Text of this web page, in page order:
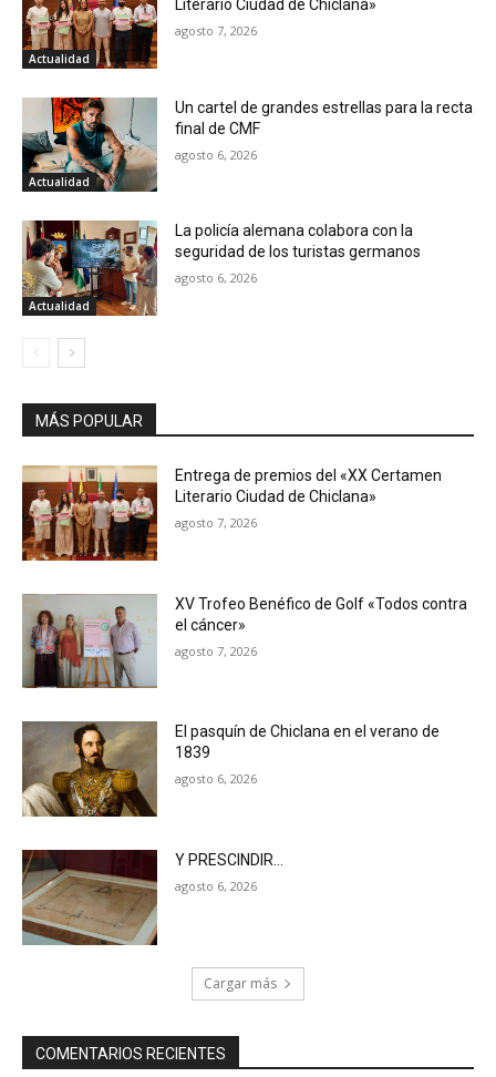
Actualidad
Literario Ciudad de Chiclana»
agosto 7, 2026
Actualidad
Un cartel de grandes estrellas para la recta
final de CMF
agosto 6, 2026
Actualidad
La policía alemana colabora con la
seguridad de los turistas germanos
agosto 6, 2026
MÁS POPULAR
Entrega de premios del «XX Certamen
Literario Ciudad de Chiclana»
agosto 7, 2026
XV Trofeo Benéfico de Golf «Todos contra
el cáncer»
agosto 7, 2026
El pasquín de Chiclana en el verano de
1839
agosto 6, 2026
Y PRESCINDIR…
agosto 6, 2026
Cargar más
COMENTARIOS RECIENTES